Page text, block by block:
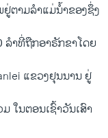
ຕາມ​ລຳແມ່ນໍ້າຂອງຊຶ່ງ
ລຳ​ທີ່ຖືກອາຣັກຂາໂດຍ​
ແຂວງ​ຢຸນນານ ຢູ່​
ໃນຕອນ​ເຊົ້າ​ວັນ​ເສົາ​